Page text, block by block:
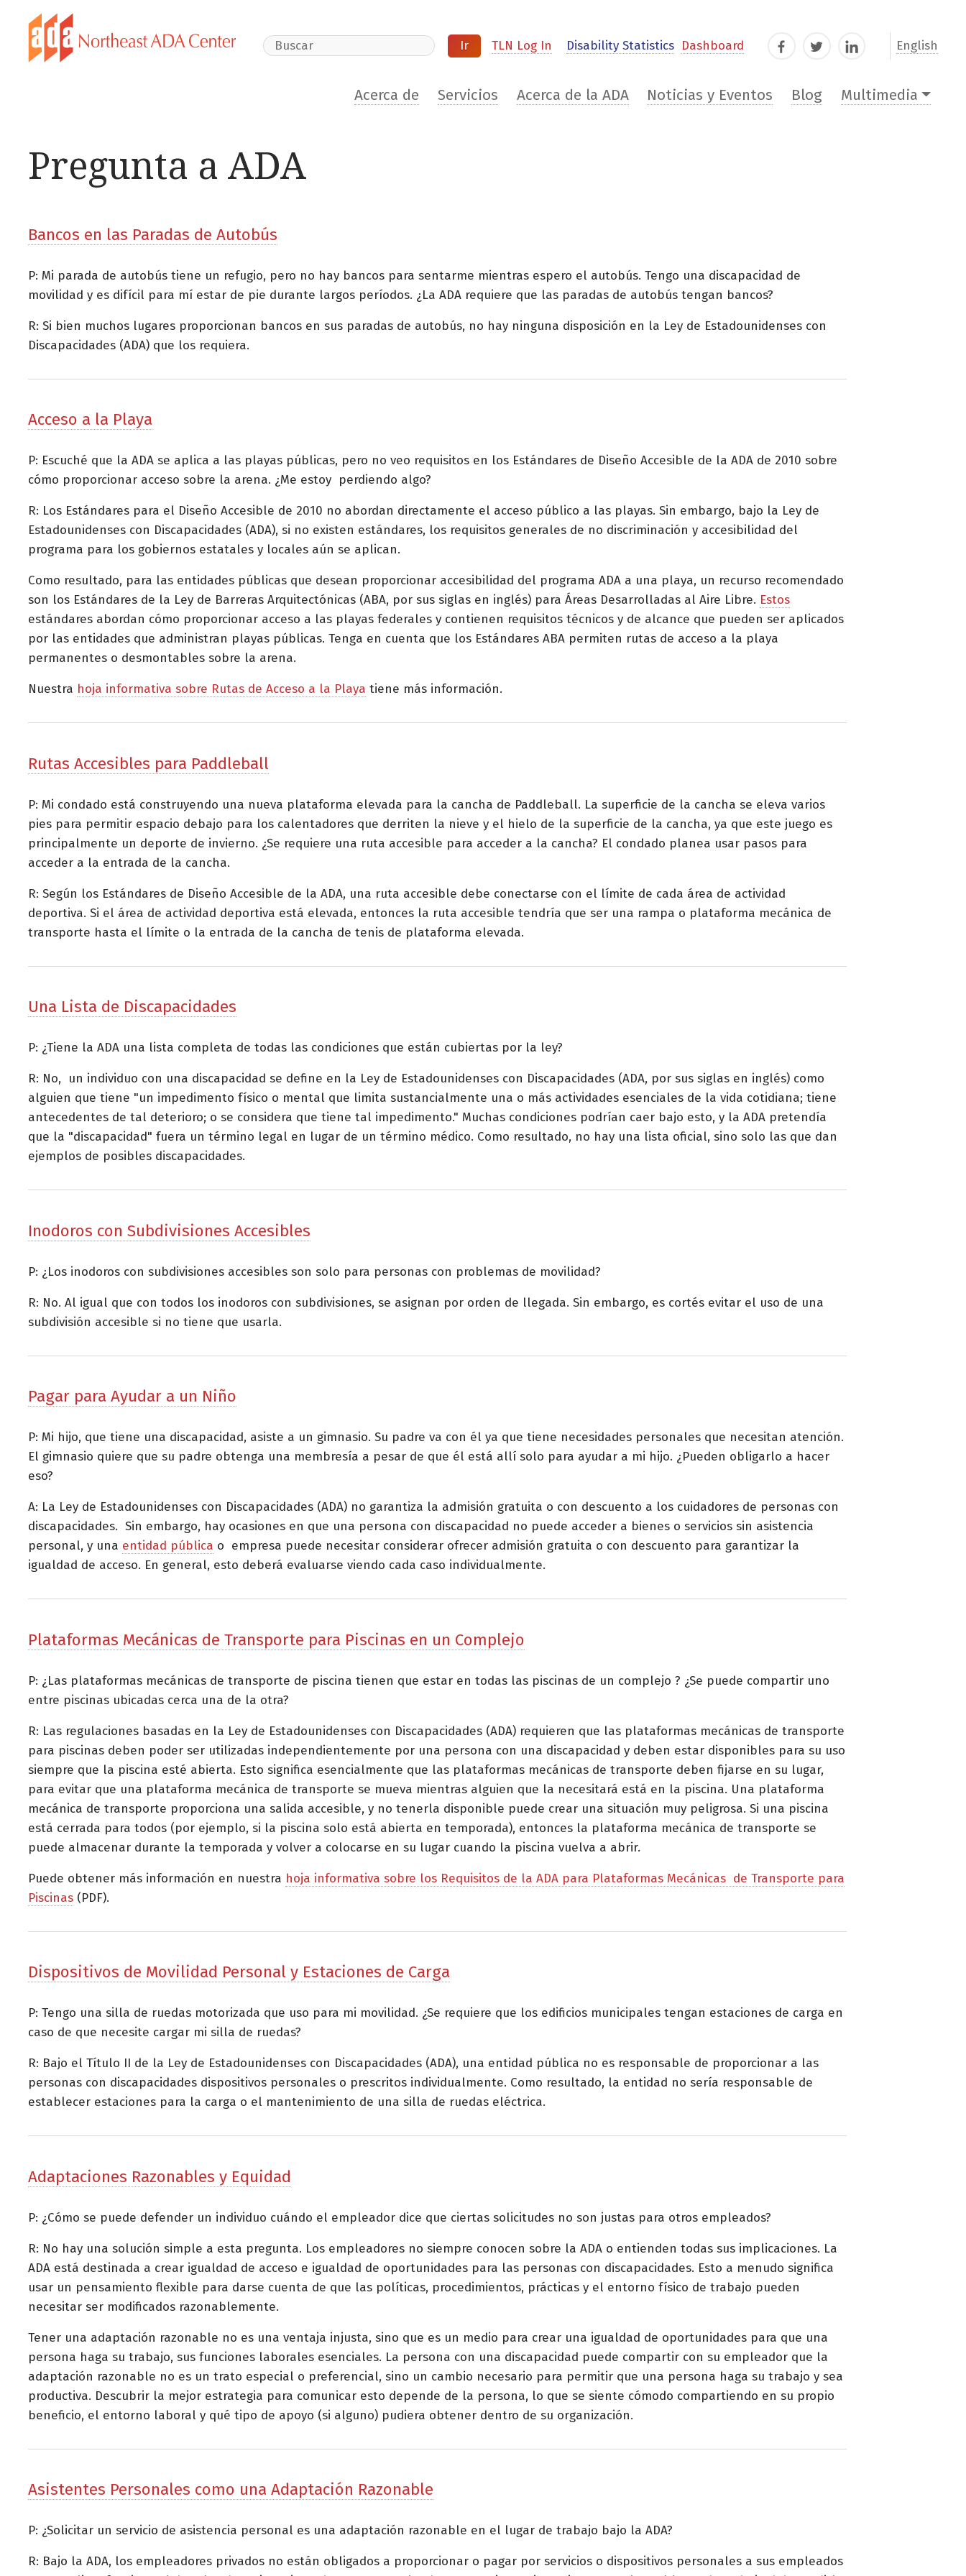
Search Website TLN Log In Disability Statistics Dashboard FacebookTwitterLinkedIn English
Acerca de Servicios Acerca de la ADA Noticias y Eventos Blog Multimedia
Pregunta a ADA
Bancos en las Paradas de Autobús
P: Mi parada de autobús tiene un refugio, pero no hay bancos para sentarme mientras espero el autobús. Tengo una discapacidad de
movilidad y es difícil para mí estar de pie durante largos períodos. ¿La ADA requiere que las paradas de autobús tengan bancos?
R: Si bien muchos lugares proporcionan bancos en sus paradas de autobús, no hay ninguna disposición en la Ley de Estadounidenses con
Discapacidades (ADA) que los requiera.
Acceso a la Playa
P: Escuché que la ADA se aplica a las playas públicas, pero no veo requisitos en los Estándares de Diseño Accesible de la ADA de 2010 sobre
cómo proporcionar acceso sobre la arena. ¿Me estoy perdiendo algo?
R: Los Estándares para el Diseño Accesible de 2010 no abordan directamente el acceso público a las playas. Sin embargo, bajo la Ley de
Estadounidenses con Discapacidades (ADA), si no existen estándares, los requisitos generales de no discriminación y accesibilidad del
programa para los gobiernos estatales y locales aún se aplican.
Como resultado, para las entidades públicas que desean proporcionar accesibilidad del programa ADA a una playa, un recurso recomendado
son los Estándares de la Ley de Barreras Arquitectónicas (ABA, por sus siglas en inglés) para Áreas Desarrolladas al Aire Libre. Estos
estándares abordan cómo proporcionar acceso a las playas federales y contienen requisitos técnicos y de alcance que pueden ser aplicados
por las entidades que administran playas públicas. Tenga en cuenta que los Estándares ABA permiten rutas de acceso a la playa
permanentes o desmontables sobre la arena.
Nuestra hoja informativa sobre Rutas de Acceso a la Playa tiene más información.
Rutas Accesibles para Paddleball
P: Mi condado está construyendo una nueva plataforma elevada para la cancha de Paddleball. La superficie de la cancha se eleva varios
pies para permitir espacio debajo para los calentadores que derriten la nieve y el hielo de la superficie de la cancha, ya que este juego es
principalmente un deporte de invierno. ¿Se requiere una ruta accesible para acceder a la cancha? El condado planea usar pasos para
acceder a la entrada de la cancha.
R: Según los Estándares de Diseño Accesible de la ADA, una ruta accesible debe conectarse con el límite de cada área de actividad
deportiva. Si el área de actividad deportiva está elevada, entonces la ruta accesible tendría que ser una rampa o plataforma mecánica de
transporte hasta el límite o la entrada de la cancha de tenis de plataforma elevada.
Una Lista de Discapacidades
P: ¿Tiene la ADA una lista completa de todas las condiciones que están cubiertas por la ley?
R: No, un individuo con una discapacidad se define en la Ley de Estadounidenses con Discapacidades (ADA, por sus siglas en inglés) como
alguien que tiene "un impedimento físico o mental que limita sustancialmente una o más actividades esenciales de la vida cotidiana; tiene
antecedentes de tal deterioro; o se considera que tiene tal impedimento." Muchas condiciones podrían caer bajo esto, y la ADA pretendía
que la "discapacidad" fuera un término legal en lugar de un término médico. Como resultado, no hay una lista oficial, sino solo las que dan
ejemplos de posibles discapacidades.
Inodoros con Subdivisiones Accesibles
P: ¿Los inodoros con subdivisiones accesibles son solo para personas con problemas de movilidad?
R: No. Al igual que con todos los inodoros con subdivisiones, se asignan por orden de llegada. Sin embargo, es cortés evitar el uso de una
subdivisión accesible si no tiene que usarla.
Pagar para Ayudar a un Niño
P: Mi hijo, que tiene una discapacidad, asiste a un gimnasio. Su padre va con él ya que tiene necesidades personales que necesitan atención.
El gimnasio quiere que su padre obtenga una membresía a pesar de que él está allí solo para ayudar a mi hijo. ¿Pueden obligarlo a hacer
eso?
A: La Ley de Estadounidenses con Discapacidades (ADA) no garantiza la admisión gratuita o con descuento a los cuidadores de personas con
discapacidades. Sin embargo, hay ocasiones en que una persona con discapacidad no puede acceder a bienes o servicios sin asistencia
personal, y una entidad pública o empresa puede necesitar considerar ofrecer admisión gratuita o con descuento para garantizar la
igualdad de acceso. En general, esto deberá evaluarse viendo cada caso individualmente.
Plataformas Mecánicas de Transporte para Piscinas en un Complejo
P: ¿Las plataformas mecánicas de transporte de piscina tienen que estar en todas las piscinas de un complejo ? ¿Se puede compartir uno
entre piscinas ubicadas cerca una de la otra?
R: Las regulaciones basadas en la Ley de Estadounidenses con Discapacidades (ADA) requieren que las plataformas mecánicas de transporte
para piscinas deben poder ser utilizadas independientemente por una persona con una discapacidad y deben estar disponibles para su uso
siempre que la piscina esté abierta. Esto significa esencialmente que las plataformas mecánicas de transporte deben fijarse en su lugar,
para evitar que una plataforma mecánica de transporte se mueva mientras alguien que la necesitará está en la piscina. Una plataforma
mecánica de transporte proporciona una salida accesible, y no tenerla disponible puede crear una situación muy peligrosa. Si una piscina
está cerrada para todos (por ejemplo, si la piscina solo está abierta en temporada), entonces la plataforma mecánica de transporte se
puede almacenar durante la temporada y volver a colocarse en su lugar cuando la piscina vuelva a abrir.
Puede obtener más información en nuestra hoja informativa sobre los Requisitos de la ADA para Plataformas Mecánicas de Transporte para
Piscinas (PDF).
Dispositivos de Movilidad Personal y Estaciones de Carga
P: Tengo una silla de ruedas motorizada que uso para mi movilidad. ¿Se requiere que los edificios municipales tengan estaciones de carga en
caso de que necesite cargar mi silla de ruedas?
R: Bajo el Título II de la Ley de Estadounidenses con Discapacidades (ADA), una entidad pública no es responsable de proporcionar a las
personas con discapacidades dispositivos personales o prescritos individualmente. Como resultado, la entidad no sería responsable de
establecer estaciones para la carga o el mantenimiento de una silla de ruedas eléctrica.
Adaptaciones Razonables y Equidad
P: ¿Cómo se puede defender un individuo cuándo el empleador dice que ciertas solicitudes no son justas para otros empleados?
R: No hay una solución simple a esta pregunta. Los empleadores no siempre conocen sobre la ADA o entienden todas sus implicaciones. La
ADA está destinada a crear igualdad de acceso e igualdad de oportunidades para las personas con discapacidades. Esto a menudo significa
usar un pensamiento flexible para darse cuenta de que las políticas, procedimientos, prácticas y el entorno físico de trabajo pueden
necesitar ser modificados razonablemente.
Tener una adaptación razonable no es una ventaja injusta, sino que es un medio para crear una igualdad de oportunidades para que una
persona haga su trabajo, sus funciones laborales esenciales. La persona con una discapacidad puede compartir con su empleador que la
adaptación razonable no es un trato especial o preferencial, sino un cambio necesario para permitir que una persona haga su trabajo y sea
productiva. Descubrir la mejor estrategia para comunicar esto depende de la persona, lo que se siente cómodo compartiendo en su propio
beneficio, el entorno laboral y qué tipo de apoyo (si alguno) pudiera obtener dentro de su organización.
Asistentes Personales como una Adaptación Razonable
P: ¿Solicitar un servicio de asistencia personal es una adaptación razonable en el lugar de trabajo bajo la ADA?
R: Bajo la ADA, los empleadores privados no están obligados a proporcionar o pagar por servicios o dispositivos personales a sus empleados